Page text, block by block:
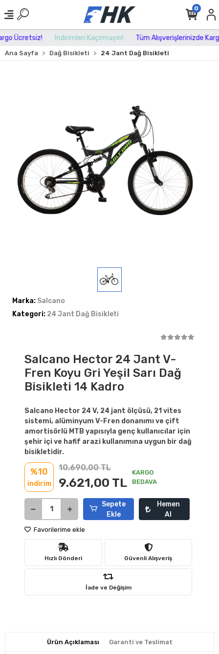
Ücretsiz! İndirimleri Kaçırmayın! Tüm Alışverişlerinizde
0
Ana Sayfa Dağ Bisikleti 24 Jant Dağ Bisikleti
Marka: Salcano
Kategori: 24 Jant Dağ Bisikleti
Salcano Hector 24 Jant V-
Fren Koyu Gri Yeşil Sarı Dağ
Bisikleti 14 Kadro
Salcano Hector 24 V, 24 jant ölçüsü, 21 vites
sistemi, alüminyum V-Fren donanımı ve çift
amortisörlü MTB yapısıyla genç kullanıcılar için
şehir içi ve hafif arazi kullanımına uygun bir dağ
bisikletidir.
%10
indirim
10.690,00 TL
9.621,00 TL
KARGO
BEDAVA
Sepete
Ekle
Hemen
Al
Favorilerime ekle
Hızlı Gönderi Güvenli Alışveriş
İade ve Değişim
Ürün Açıklaması Garanti ve Teslimat